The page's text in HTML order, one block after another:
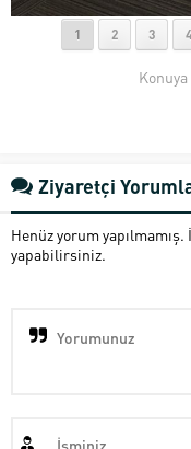
1 2 3 4
Ziyaretçi
Henüz yorum
yapabilirsiniz.